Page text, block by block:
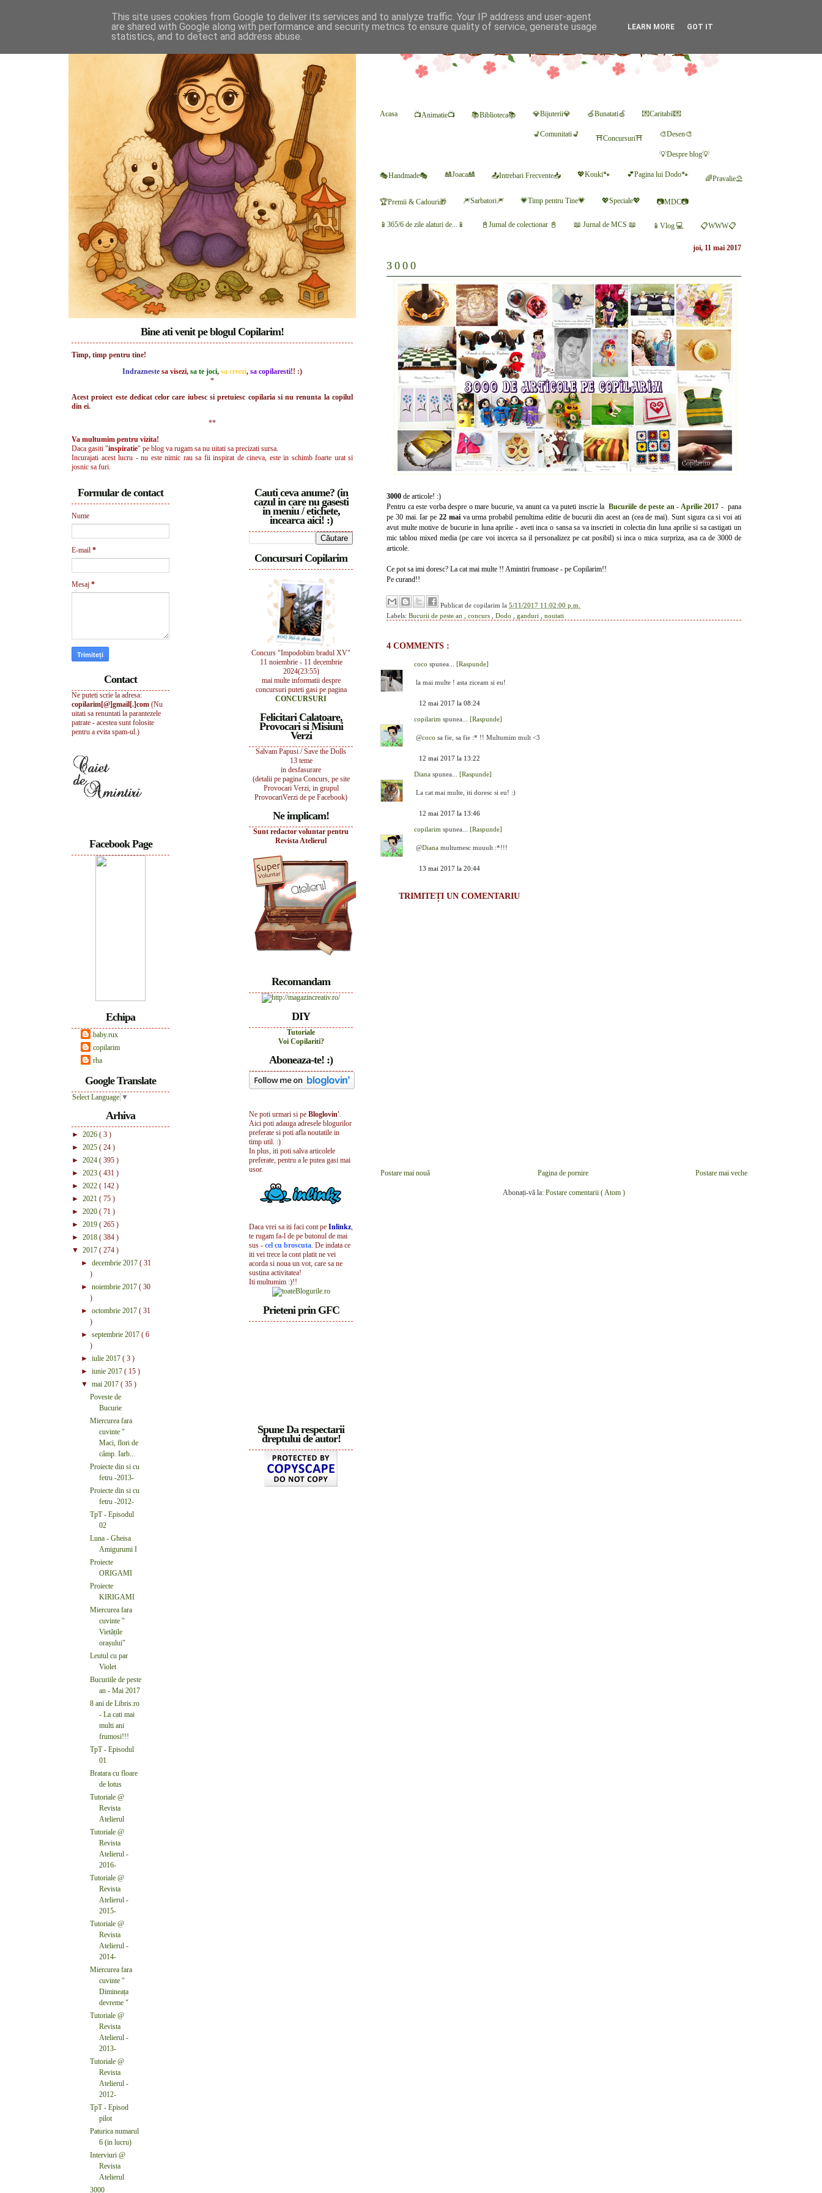
Acasa 📺Animatie📺 📚Biblioteca📚 💎Bijuterii💎 🍏Bunatati🍏 💌Caritabil💌
💺Comunitati💺 ⛩Concursuri⛩ 🎨Desen🎨
💡Despre blog💡
🎭Handmade🎭 🎎Joaca🎎 📤Intrebari Frecvente📥 💖Kouki🐾 💕Pagina lui Dodo🐾 🌈Pravalie⛱
🏆Premii & Cadouri🎁 🎆Sarbatori🎆 💗Timp pentru Tine💗 💖Speciale💖 📷MDC📷
📱365/6 de zile alaturi de...📱 📓Jurnal de colectionar 📓 📖 Jurnal de MCS 📖 📱Vlog 💻 📋WWW📋
joi, 11 mai 2017
3000
3000 de articole! :)
Pentru ca este vorba despre o mare bucurie, va anunt ca va puteti inscrie laBucuriile de peste an - Aprilie 2017 -pana
pe 30 mai. Iar pe 22 maiva urma probabil penultima editie de bucurii din acest an (cea de mai). Sunt sigura ca si voi ati
avut multe motive de bucurie in luna aprilie - aveti inca o sansa sa va inscrieti in colectia din luna aprilie si sa castigati un
mic tablou mixed media (pe care voi incerca sa il personalizez pe cat posibil) si inca o mica surpriza, asa ca de 3000 de
articole.
Ce pot sa imi doresc? La cat mai multe !! Amintiri frumoase - pe Copilarim!!
Pe curand!!
Publicat de copilarim la 5/11/2017 11:02:00 p.m.
Labels: Bucurii de peste an concurs Dodo ganduri noutati
4 COMMENTS :
coco spunea... [Raspunde]
la mai multe ! asta ziceam si eu!
12 mai 2017 la 08:24
copilarim spunea... [Raspunde]
@coco sa fie, sa fie :* !! Multumim mult <3
12 mai 2017 la 13:22
Diana spunea... [Raspunde]
La cat mai multe, iti doresc si eu! :)
12 mai 2017 la 13:46
copilarim spunea... [Raspunde]
@Diana multumesc muuult :*!!!
13 mai 2017 la 20:44
TRIMITEȚI UN COMENTARIU
Postare mai nouă Postare mai veche
Pagina de pornire
Abonați-vă la: Postare comentarii ( Atom )
Bine ati venit pe blogul Copilarim!
Timp, timp pentru tine!
Indrazneste sa visezi, sa te joci, sa creezi, sa copilaresti!! :)
*
Acest proiect este dedicat celor care iubesc si pretuiesc copilaria si nu renunta la copilul
din ei.
**
Va multumim pentru vizita!
Daca gasiti "inspiratie" pe blog va rugam sa nu uitati sa precizati sursa.
Incurajati acest lucru - nu este nimic rau sa fii inspirat de cineva, este in schimb foarte urat si
josnic sa furi.
Cauti ceva anume? (in
cazul in care nu gasesti
in meniu / etichete,
incearca aici! :)
Concursuri Copilarim
Concurs "Impodobim bradul XV"
11 noiembrie - 11 decembrie
2024(23:55)
mai multe informatii despre
concursuri puteti gasi pe pagina
CONCURSURI
Felicitari Calatoare,
Provocari si Misiuni
Verzi
Salvam Papusi / Save the Dolls
13 teme
in desfasurare
(detalii pe pagina Concurs, pe site
Provocari Verzi, in grupul
ProvocariVerzi de pe Facebook)
Ne implicam!
Sunt redactor voluntar pentru
Revista Atelierul
Recomandam
DIY
Tutoriale
Voi Copilariti?
Aboneaza-te! :)
Ne poti urmari si pe Bloglovin'.
Aici poti adauga adresele blogurilor
preferate si poti afla noutatile in
timp util. :)
In plus, iti poti salva articolele
preferate, pentru a le putea gasi mai
usor.
Daca vrei sa iti faci cont pe Inlinkz,
te rugam fa-l de pe butonul de mai
sus - cel cu broscuta. De indata ce
iti vei trece la cont platit ne vei
acorda si noua un vot, care sa ne
sustina activitatea!
Iti multumim :)!!
Prieteni prin GFC
Spune Da respectarii
dreptului de autor!
Formular de contact
Nume
E-mail *
Mesaj *
Contact
Ne puteti scrie la adresa:
copilarim[@]gmail[.]com (Nu
uitati sa renuntati la parantezele
patrate - acestea sunt folosite
pentru a evita spam-ul.)
Facebook Page
Echipa
baby.rux
copilarim
rha
Google Translate
Select Language ▼
Arhiva
► 2026 ( 3 )
► 2025 ( 24 )
► 2024 ( 395 )
► 2023 ( 431 )
► 2022 ( 142 )
► 2021 ( 75 )
► 2020 ( 71 )
► 2019 ( 265 )
► 2018 ( 384 )
▼ 2017 ( 274 )
► decembrie 2017 ( 31
)
► noiembrie 2017 ( 30
)
► octombrie 2017 ( 31
)
► septembrie 2017 ( 6
)
► iulie 2017 ( 3 )
► iunie 2017 ( 15 )
▼ mai 2017 ( 35 )
Poveste de
Bucurie
Miercurea fara
cuvinte "
Maci, flori de
câmp. Iarb...
Proiecte din si cu
fetru -2013-
Proiecte din si cu
fetru -2012-
TpT - Episodul
02
Luna - Gheisa
Amigurumi I
Proiecte
ORIGAMI
Proiecte
KIRIGAMI
Miercurea fara
cuvinte "
Vietățile
orașului"
Leutul cu par
Violet
Bucuriile de peste
an - Mai 2017
8 ani de Libris.ro
- La cati mai
multi ani
frumosi!!!
TpT - Episodul
01
Bratara cu floare
de lotus
Tutoriale @
Revista
Atelierul
Tutoriale @
Revista
Atelierul -
2016-
Tutoriale @
Revista
Atelierul -
2015-
Tutoriale @
Revista
Atelierul -
2014-
Miercurea fara
cuvinte "
Dimineața
devreme "
Tutoriale @
Revista
Atelierul -
2013-
Tutoriale @
Revista
Atelierul -
2012-
TpT - Episod
pilot
Paturica numarul
6 (in lucru)
Interviuri @
Revista
Atelierul
3000
This site uses cookies from Google to deliver its services and to analyze traffic. Your IP address and user-agent
are shared with Google along with performance and security metrics to ensure quality of service, generate usage
statistics, and to detect and address abuse.
LEARN MORE GOT IT